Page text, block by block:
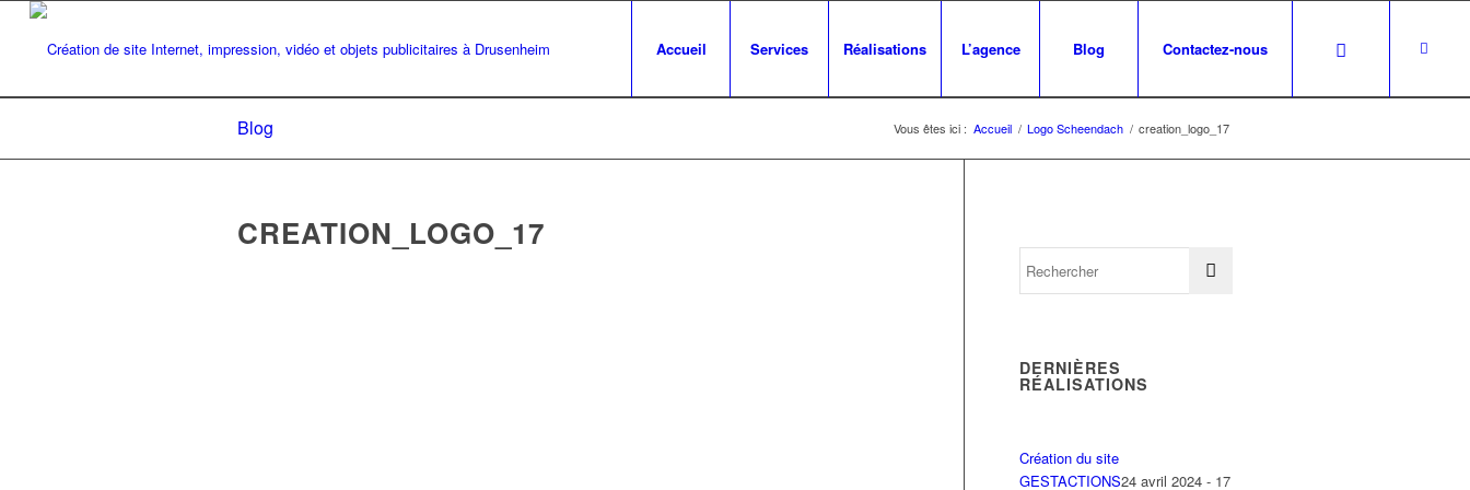
Accueil Services Réalisations L’agence Blog Contactez-nous
Blog Vous êtes ici : Accueil / Logo Scheendach / creation_logo_17
CREATION_LOGO_17
DERNIÈRES
RÉALISATIONS
Création du site
GESTACTIONS24 avril 2024 - 17